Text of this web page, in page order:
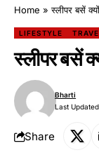
Home »स्लीपर बसें
LIFESTYLE
स्लीपर बसें
Last
Bharti
Share